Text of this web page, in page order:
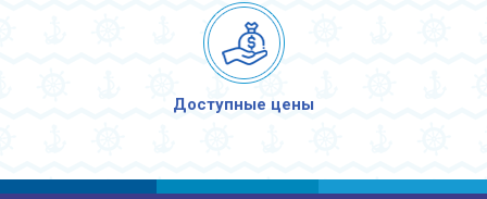
Доступные цены